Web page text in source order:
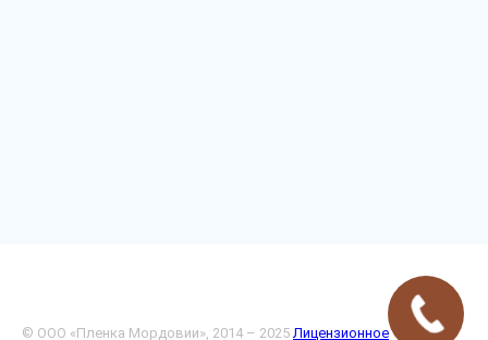
© ООО «Пленка Мордовии», 2014 – 2025 Лицензионное